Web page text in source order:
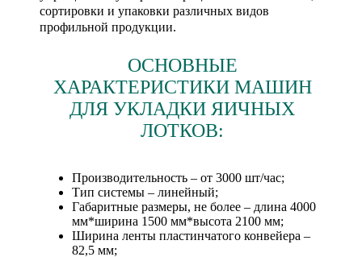
сортировки и упаковки различных видов
профильной продукции.
ОСНОВНЫЕ
ХАРАКТЕРИСТИКИ МАШИН
ДЛЯ УКЛАДКИ ЯИЧНЫХ
ЛОТКОВ:
Производительность – от 3000 шт/час;
Тип системы – линейный;
Габаритные размеры, не более – длина 4000
мм*ширина 1500 мм*высота 2100 мм;
Ширина ленты пластинчатого конвейера –
82,5 мм;